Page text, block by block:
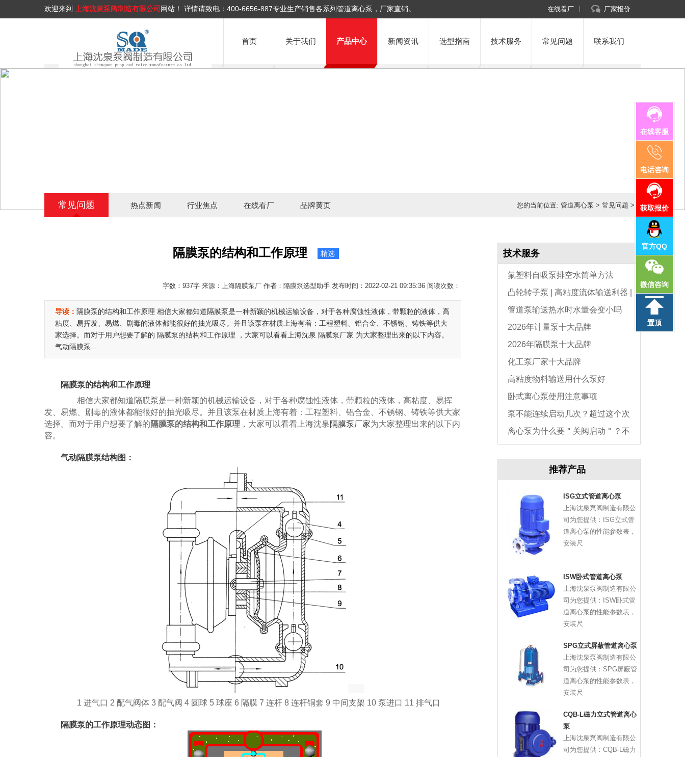
欢迎来到 上海沈泉泵阀制造有限公司 网站！ 详情请致电： 400-6656-887专业生产销售各系列管道离心泵，厂家直销。 在线看厂 厂家报价
首页 关于我们 产品中心 新闻资讯 选型指南 技术服务 常见问题 联系我们
在线客服
电话咨询
获取报价
官方QQ
微信咨询
置顶
常见问题 热点新闻 行业焦点 在线看厂 品牌黄页 您的当前位置:管道离心泵 >常见问题 >
隔膜泵的结构和工作原理 精选
字数：937字 来源：上海隔膜泵厂 作者：隔膜泵选型助手 发布时间：2022-02-21 09:35:36 阅读次数：
导读： 隔膜泵的结构和工作原理 相信大家都知道隔膜泵是一种新颖的机械运输设备，对于各种腐蚀性液体，带颗粒的液体，高
粘度、易挥发、易燃、剧毒的液体都能很好的抽光吸尽。并且该泵在材质上海有着：工程塑料、铝合金、不锈钢、铸铁等供大
家选择。而对于用户想要了解的 隔膜泵的结构和工作原理 ，大家可以看看上海沈泉 隔膜泵厂家 为大家整理出来的以下内容。
气动隔膜泵...
隔膜泵的结构和工作原理
相信大家都知道隔膜泵是一种新颖的机械运输设备，对于各种腐蚀性液体，带颗粒的液体，高粘度、易挥
发、易燃、剧毒的液体都能很好的抽光吸尽。并且该泵在材质上海有着：工程塑料、铝合金、不锈钢、铸铁等供大家
选择。而对于用户想要了解的隔膜泵的结构和工作原理 ，大家可以看看上海沈泉 隔膜泵厂家为大家整理出来的以下内
容。
气动隔膜泵结构图：
1 进气口 2 配气阀体 3 配气阀 4 圆球 5 球座 6 隔膜 7 连杆 8 连杆铜套 9 中间支架 10 泵进口 11 排气口
隔膜泵的工作原理动态图：
技术服务
氟塑料自吸泵排空水简单方法
凸轮转子泵 | 高粘度流体输送利器 |
选型与维护全指南
管道泵输送热水时水量会变小吗
2026年计量泵十大品牌
2026年隔膜泵十大品牌
化工泵厂家十大品牌
高粘度物料输送用什么泵好
卧式离心泵使用注意事项
泵不能连续启动几次？超过这个次
数，电机必坏
离心泵为什么要＂关阀启动＂？不
推荐产品
ISG立式管道离心泵
上海沈泉泵阀制造有限公
司为您提供：ISG立式管
道离心泵的性能参数表，
安装尺
ISW卧式管道离心泵
上海沈泉泵阀制造有限公
司为您提供：ISW卧式管
道离心泵的性能参数表，
安装尺
SPG立式屏蔽管道离心泵
上海沈泉泵阀制造有限公
司为您提供：SPG屏蔽管
道离心泵的性能参数表，
安装尺
CQB-L磁力立式管道离心
泵
上海沈泉泵阀制造有限公
司为您提供：CQB-L磁力